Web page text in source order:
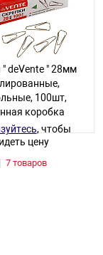
deVente " 28мм
100шт,
коробка
, чтобы
цену
7 товаров